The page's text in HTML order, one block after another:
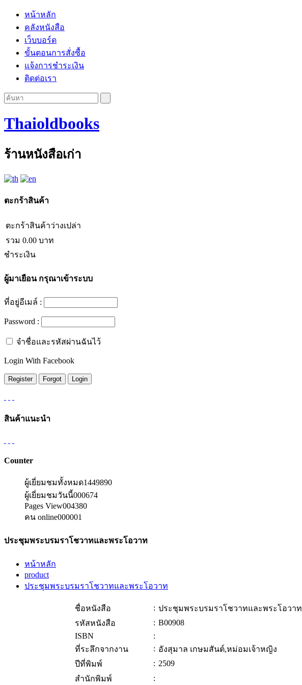
หน้าหลัก
คลังหนังสือ
เว็บบอร์ด
ขั้นตอนการสั่งซื้อ
แจ้งการชำระเงิน
ติดต่อเรา
Thaioldbooks
ร้านหนังสือเก่า
ตะกร้าสินค้า
ตะกร้าสินค้าว่างเปล่า
รวม 0.00 บาท
ชำระเงิน
ผู้มาเยือนกรุณาเข้าระบบ
ที่อยู่อีเมล์ :
Password :
จำชื่อและรหัสผ่านฉันไว้
Login With Facebook
สินค้าแนะนำ
Counter
ผู้เยี่ยมชมทั้งหมด1449890
ผู้เยี่ยมชมวันนี้000674
Pages View004380
คน online000001
ประชุมพระบรมราโชวาทและพระโอวาท
หน้าหลัก
product
ประชุมพระบรมราโชวาทและพระโอวาท
ชื่อหนังสือ : ประชุมพระบรมราโชวาทและพระโอวาท
รหัสหนังสือ
: B00908
ISBN
:
ที่ระลึกจากงาน
: อังสุมาล เกษมสันต์,หม่อมเจ้าหญิง
ปีที่พิมพ์
: 2509
สำนักพิมพ์
: